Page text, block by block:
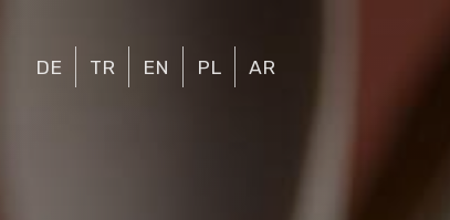
DE TR EN PL AR